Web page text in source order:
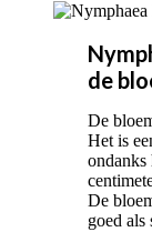
de
De
Het is
ondanks
De
goed als